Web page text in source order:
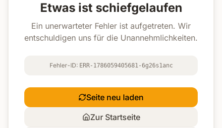
Etwas ist schiefgelaufen
Ein unerwarteter Fehler ist aufgetreten. Wir
entschuldigen uns für die Unannehmlichkeiten.
Fehler-ID: ERR-1786059405681-6g26s1anc
Seite neu laden
Zur Startseite